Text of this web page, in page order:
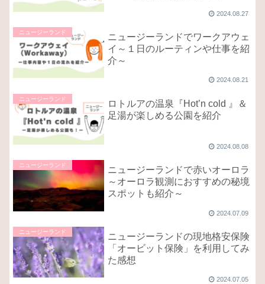
2024.08.27
ニュージーランド
ニュージーランドでワークアウェ
イ～１日のルーティンや仕事を紹
介～
2024.08.21
ニュージーランド
ロトルアの温泉『Hot’n cold 』＆
足湯が楽しめる公園を紹介
2024.08.08
ニュージーランド
ニュージーランドで赤いオーロラ
～オーロラ観測におすすめの秘境
スポットも紹介～
2024.07.09
ニュージーランド
ニュージーランドの現地格安保険
「オービット保険」を利用してみ
た感想
2024.07.05